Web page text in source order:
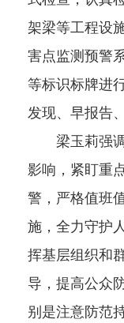
架梁等工程设
害点监测预警
等标识标牌进
发现、早报告
梁玉莉强调
影响，紧盯重
警，严格值班
施，全力守护
挥基层组织和
导，提高公众
别是注意防范